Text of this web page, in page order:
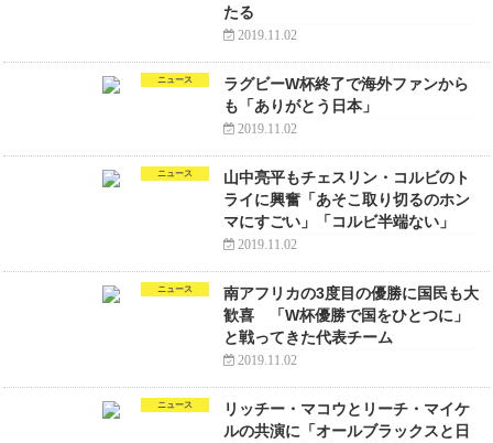
たる
2019.11.02
ニュース
ラグビーW杯終了で海外ファンから
も「ありがとう日本」
2019.11.02
ニュース
山中亮平もチェスリン・コルビのト
ライに興奮「あそこ取り切るのホン
マにすごい」「コルビ半端ない」
2019.11.02
ニュース
南アフリカの3度目の優勝に国民も大
歓喜 「W杯優勝で国をひとつに」
と戦ってきた代表チーム
2019.11.02
ニュース
リッチー・マコウとリーチ・マイケ
ルの共演に「オールブラックスと日